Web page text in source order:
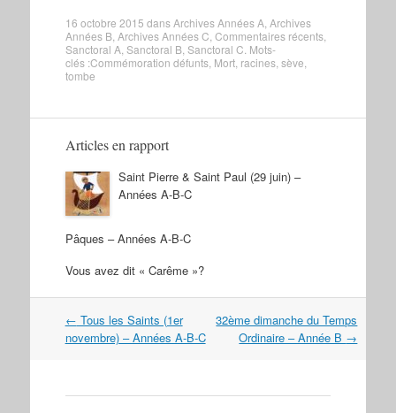
16 octobre 2015 dansArchives Années A, Archives
Années B, Archives Années C Commentaires récents,
Sanctoral A, Sanctoral B, Sanctoral C . Mots-
clés :Commémoration défunts, Mort, racines, sève
tombe
Articles en rapport
Saint Pierre & Saint Paul (29 juin) –
Années A-B-C
Pâques – Années A-B-C
Vous avez dit « Carême »?
Navigation
dans
← Tous les Saints (1er
novembre) – Années A-B-C
32ème dimanche du Temps
Ordinaire – Année B →